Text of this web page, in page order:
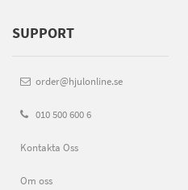
SUPPORT
order@hjulonline.se
010 500 600 6
Kontakta Oss
Om oss